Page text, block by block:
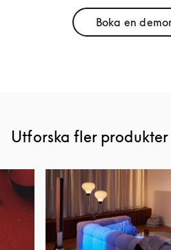
Boka en
Utforska fler